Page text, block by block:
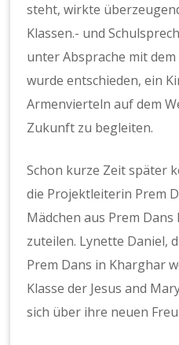
steht, wirkte
Klassen.- und
unter Absprache mit
wurde entschieden, ein
Armenvierteln auf dem
Zukunft zu begleiten.
Schon kurze Zeit später
die Projektleiterin Prem
Mädchen aus Prem
zuteilen. Lynette Daniel,
Prem Dans in Kharghar
Klasse der Jesus and
sich über ihre neuen